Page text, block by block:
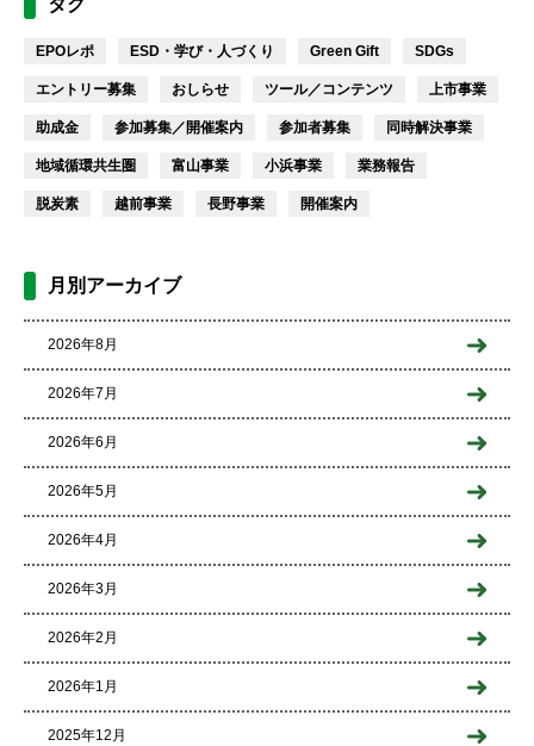
タグ
EPOレポ ESD・学び・人づくり Green Gift SDGs
エントリー募集 おしらせ ツール／コンテンツ 上市事業
助成金 参加募集／開催案内 参加者募集 同時解決事業
地域循環共生圏 富山事業 小浜事業 業務報告
脱炭素 越前事業 長野事業 開催案内
月別アーカイブ
2026年8月
2026年7月
2026年6月
2026年5月
2026年4月
2026年3月
2026年2月
2026年1月
2025年12月